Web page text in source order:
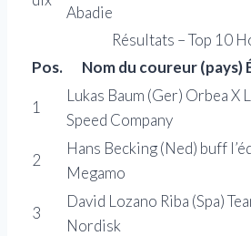
Abadie
Résultats – Top 10
Pos.
Nom du coureur (pays)
1
Lukas Baum (Ger) Orbea X
Speed ​​Company
2
Hans Becking (Ned) buff
Megamo
3
David Lozano Riba (Spa)
Nordisk